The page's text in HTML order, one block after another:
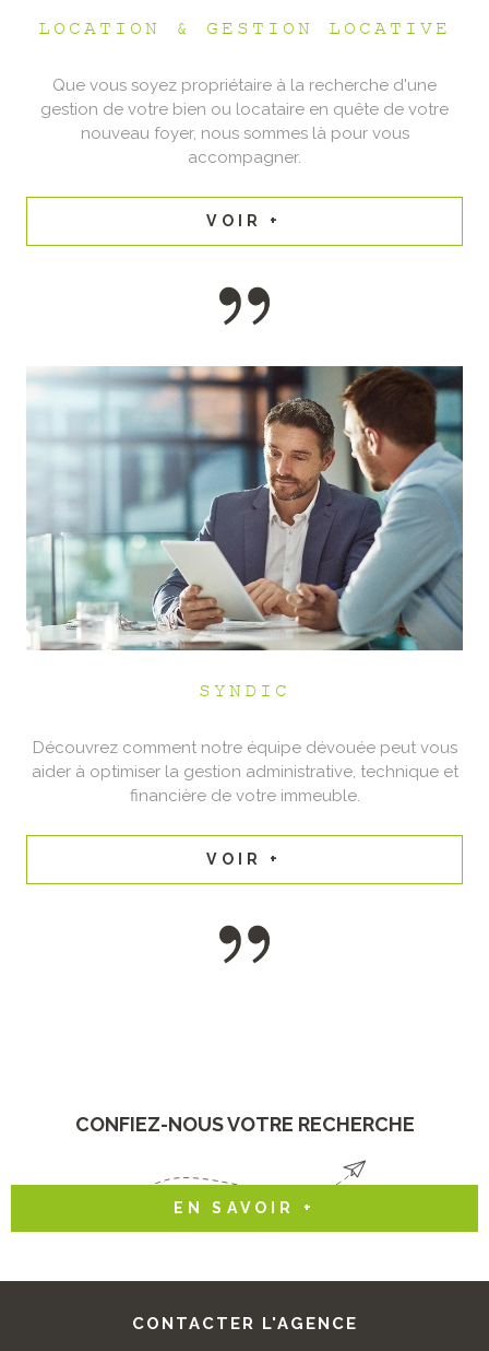
LOCATION & GESTION LOCATIVE
Que vous soyez propriétaire à la recherche d'une
gestion de votre bien ou locataire en quête de votre
nouveau foyer, nous sommes là pour vous
accompagner.
VOIR +
SYNDIC
Découvrez comment notre équipe dévouée peut vous
aider à optimiser la gestion administrative, technique et
financière de votre immeuble.
VOIR +
CONFIEZ-NOUS VOTRE RECHERCHE
EN SAVOIR +
CONTACTER L'AGENCE